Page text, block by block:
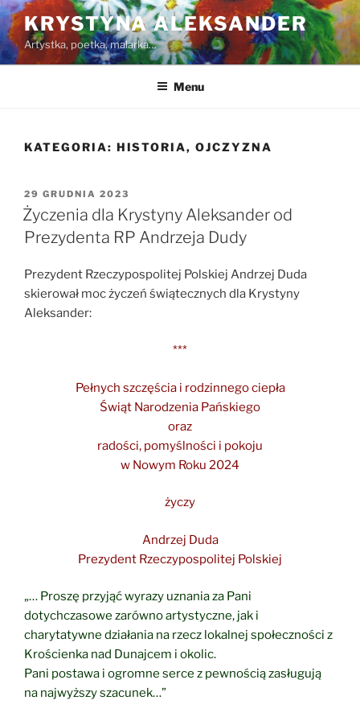
Przejdź
do
treści
KRYSTYNA ALEKSANDER
Artystka, poetka, malarka…
Menu
KATEGORIA: HISTORIA, OJCZYZNA
OPUBLIKOWANE
W
29 GRUDNIA 2023
Życzenia dla Krystyny Aleksander od
Prezydenta RP Andrzeja Dudy
Prezydent Rzeczypospolitej Polskiej Andrzej Duda
skierował moc życzeń świątecznych dla Krystyny
Aleksander:
***
Pełnych szczęścia i rodzinnego ciepła
Świąt Narodzenia Pańskiego
oraz
radości, pomyślności i pokoju
w Nowym Roku 2024
życzy
Andrzej Duda
Prezydent Rzeczypospolitej Polskiej
„… Proszę przyjąć wyrazy uznania za Pani
dotychczasowe zarówno artystyczne, jak i
charytatywne działania na rzecz lokalnej społeczności z
Krościenka nad Dunajcem i okolic.
Pani postawa i ogromne serce z pewnością zasługują
na najwyższy szacunek…”